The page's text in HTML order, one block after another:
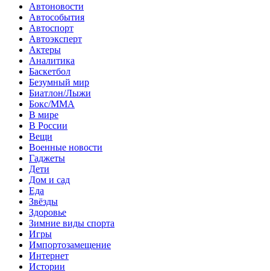
Автоновости
Автособытия
Автоспорт
Автоэксперт
Актеры
Аналитика
Баскетбол
Безумный мир
Биатлон/Лыжи
Бокс/MMA
В мире
В России
Вещи
Военные новости
Гаджеты
Дети
Дом и сад
Еда
Звёзды
Здоровье
Зимние виды спорта
Игры
Импортозамещение
Интернет
Истории